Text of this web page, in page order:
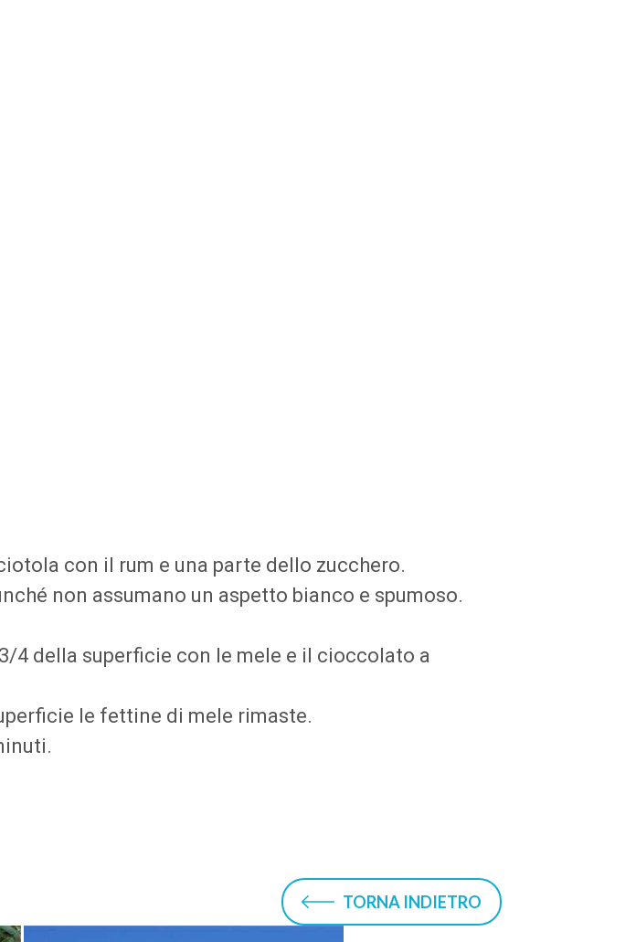
con il rum e una parte dello zucchero.
non assumano un aspetto bianco e spumoso.
4 della superficie con le mele e il cioccolato a
le fettine di mele rimaste.
TORNA INDIETRO